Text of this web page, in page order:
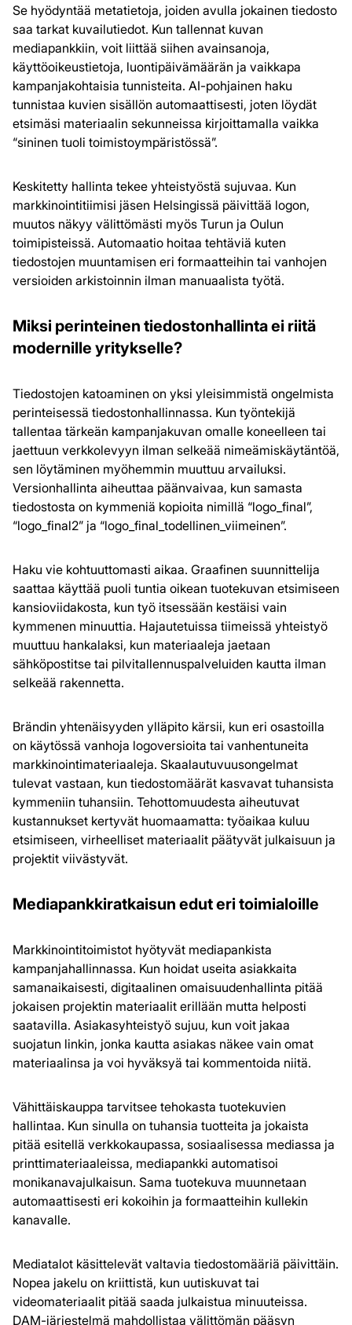
Se hyödyntää metatietoja, joiden avulla jokainen tiedosto
saa tarkat kuvailutiedot. Kun tallennat kuvan
mediapankkiin, voit liittää siihen avainsanoja,
käyttöoikeustietoja, luontipäivämäärän ja vaikkapa
kampanjakohtaisia tunnisteita. AI-pohjainen haku
tunnistaa kuvien sisällön automaattisesti, joten löydät
etsimäsi materiaalin sekunneissa kirjoittamalla vaikka
“sininen tuoli toimistoympäristössä”.
Keskitetty hallinta tekee yhteistyöstä sujuvaa. Kun
markkinointitiimisi jäsen Helsingissä päivittää logon,
muutos näkyy välittömästi myös Turun ja Oulun
toimipisteissä. Automaatio hoitaa tehtäviä kuten
tiedostojen muuntamisen eri formaatteihin tai vanhojen
versioiden arkistoinnin ilman manuaalista työtä.
Miksi perinteinen tiedostonhallinta ei riitä
modernille yritykselle?
Tiedostojen katoaminen on yksi yleisimmistä ongelmista
perinteisessä tiedostonhallinnassa. Kun työntekijä
tallentaa tärkeän kampanjakuvan omalle koneelleen tai
jaettuun verkkolevyyn ilman selkeää nimeämiskäytäntöä,
sen löytäminen myöhemmin muuttuu arvailuksi.
Versionhallinta aiheuttaa päänvaivaa, kun samasta
tiedostosta on kymmeniä kopioita nimillä “logo_final”,
“logo_final2” ja “logo_final_todellinen_viimeinen”.
Haku vie kohtuuttomasti aikaa. Graafinen suunnittelija
saattaa käyttää puoli tuntia oikean tuotekuvan etsimiseen
kansioviidakosta, kun työ itsessään kestäisi vain
kymmenen minuuttia. Hajautetuissa tiimeissä yhteistyö
muuttuu hankalaksi, kun materiaaleja jaetaan
sähköpostitse tai pilvitallennuspalveluiden kautta ilman
selkeää rakennetta.
Brändin yhtenäisyyden ylläpito kärsii, kun eri osastoilla
on käytössä vanhoja logoversioita tai vanhentuneita
markkinointimateriaaleja. Skaalautuvuusongelmat
tulevat vastaan, kun tiedostomäärät kasvavat tuhansista
kymmeniin tuhansiin. Tehottomuudesta aiheutuvat
kustannukset kertyvät huomaamatta: työaikaa kuluu
etsimiseen, virheelliset materiaalit päätyvät julkaisuun ja
projektit viivästyvät.
Mediapankkiratkaisun edut eri toimialoille
Markkinointitoimistot hyötyvät mediapankista
kampanjahallinnassa. Kun hoidat useita asiakkaita
samanaikaisesti, digitaalinen omaisuudenhallinta pitää
jokaisen projektin materiaalit erillään mutta helposti
saatavilla. Asiakasyhteistyö sujuu, kun voit jakaa
suojatun linkin, jonka kautta asiakas näkee vain omat
materiaalinsa ja voi hyväksyä tai kommentoida niitä.
Vähittäiskauppa tarvitsee tehokasta tuotekuvien
hallintaa. Kun sinulla on tuhansia tuotteita ja jokaista
pitää esitellä verkkokaupassa, sosiaalisessa mediassa ja
printtimateriaaleissa, mediapankki automatisoi
monikanavajulkaisun. Sama tuotekuva muunnetaan
automaattisesti eri kokoihin ja formaatteihin kullekin
kanavalle.
Mediatalot käsittelevät valtavia tiedostomääriä päivittäin.
Nopea jakelu on kriittistä, kun uutiskuvat tai
videomateriaalit pitää saada julkaistua minuuteissa.
DAM-järjestelmä mahdollistaa välittömän pääsyn